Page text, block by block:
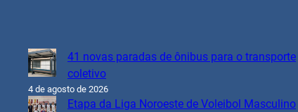
41 novas paradas de ônibus para o transporte
coletivo
4 de agosto de 2026
Etapa da Liga Noroeste de Voleibol Masculino